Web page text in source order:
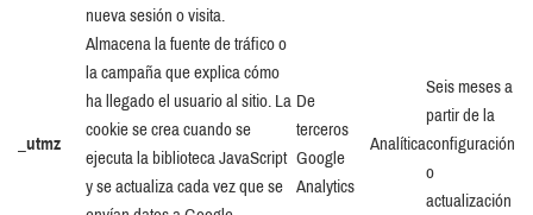
nueva sesión o visita.
_utmz
Almacena la fuente de tráfico o
la campaña que explica cómo
ha llegado el usuario al sitio. La
cookie se crea cuando se
ejecuta la biblioteca JavaScript
y se actualiza cada vez que se
De
terceros
Google
Analytics
Analítica
Seis meses a
partir de la
configuración
o
actualización